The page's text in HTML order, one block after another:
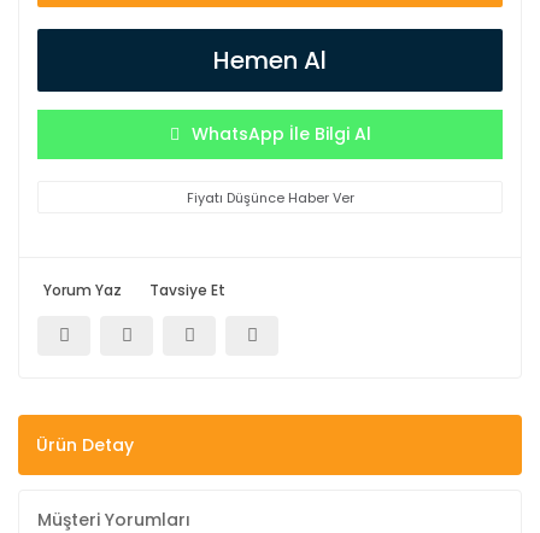
Hemen Al
WhatsApp İle Bilgi Al
Fiyatı Düşünce Haber Ver
Yorum Yaz Tavsiye Et
Ürün Detay
Müşteri Yorumları